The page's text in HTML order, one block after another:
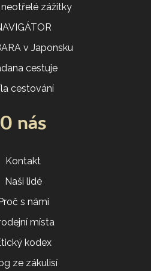
zážitky
v Japonsku
cestuje
cestování
O nás
Kontakt
Naši lidé
s námi
místa
kodex
ze zákulisí